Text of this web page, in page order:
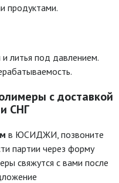
продуктами.
литья под давлением.
с доставкой
СНГ
в ЮСИДЖИ, позвоните
партии через форму
свяжутся с вами после